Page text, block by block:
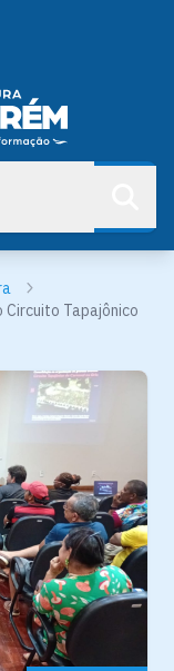
Circuito Tapajônico